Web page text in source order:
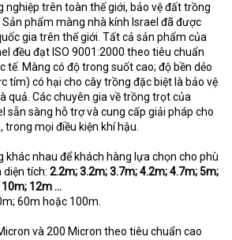
nghiệp trên toàn thế giới, bảo vệ đất trồng
phẩm màng nhà kính Israel đã được
gia trên thế giới. Tất cả sản phẩm của
đều đạt ISO 9001:2000 theo tiêu chuẩn
tế. Màng có độ trong suốt cao; độ bền dẻo
tím) có hại cho cây trồng đặc biệt là bảo vệ
quả. Các chuyên gia về trồng trọt của
sẵn sàng hỗ trợ và cung cấp giải pháp cho
mọi điều kiện khí hậu.
khác nhau để khách hàng lựa chọn cho phù
tích: 2.2m; 3.2m; 3.7m; 4.2m; 4.7m; 5m;
12m …
60m hoặc 100m.
và 200 Micron theo tiêu chuẩn cao